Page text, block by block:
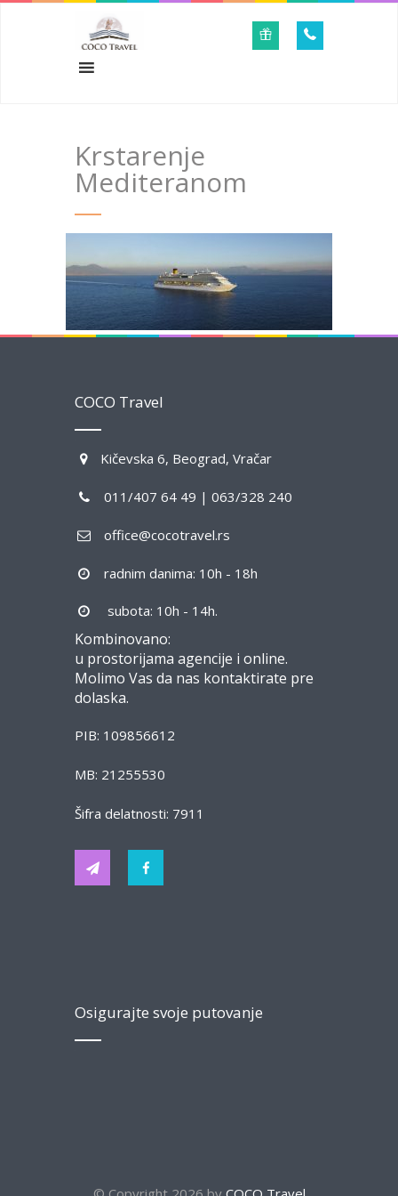
Krstarenje
Mediteranom
COCO Travel
Kičevska 6, Beograd, Vračar
011/407 64 49 | 063/328 240
office@cocotravel.rs
radnim danima: 10h - 18h
subota: 10h - 14h.
Kombinovano:
u prostorijama agencije i online.
Molimo Vas da nas kontaktirate pre
dolaska.
PIB: 109856612
MB: 21255530
Šifra delatnosti: 7911
Osigurajte svoje putovanje